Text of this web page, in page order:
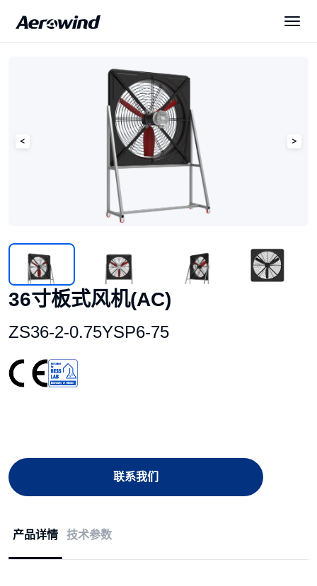
简体中文
36寸板式风机(AC)
ZS36-2-0.75YSP6-75
联系我们
产品详情 技术参数